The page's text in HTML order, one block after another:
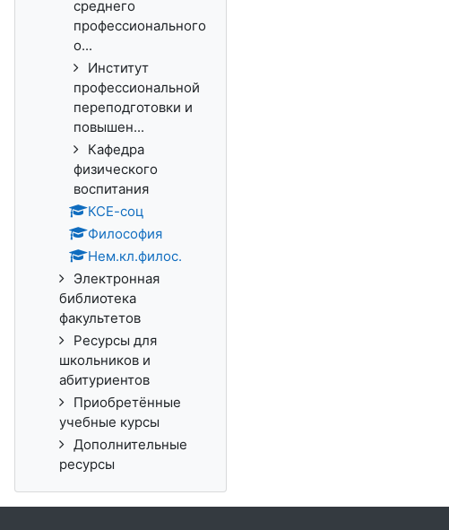
среднего
профессионального
о...
Институт
профессиональной
переподготовки и
повышен...
Кафедра
физического
воспитания
КСЕ-соц
Философия
Нем.кл.филос.
Электронная
библиотека
факультетов
Ресурсы для
школьников и
абитуриентов
Приобретённые
учебные курсы
Дополнительные
ресурсы